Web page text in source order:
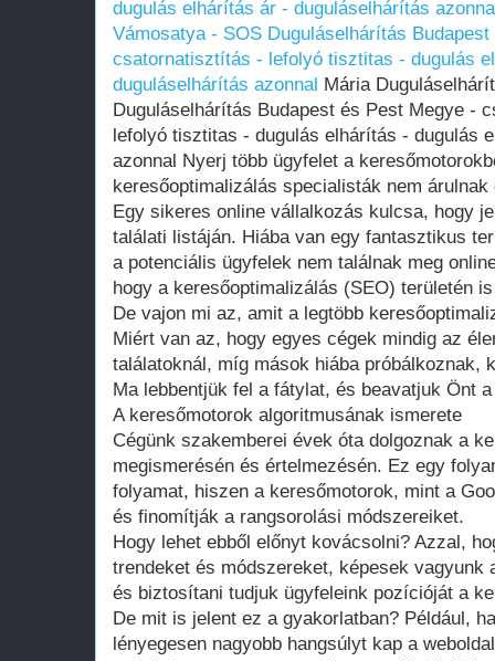
dugulás elhárítás ár - duguláselhárítás
Vámosatya - SOS Duguláselhárítás
csatornatisztítás - lefolyó tisztitas - dugulás
duguláselhárítás azonnal Mária
Duguláselhárítás Budapest és Pest Megye -
lefolyó tisztitas - dugulás elhárítás - dugulás
azonnal Nyerj több ügyfelet a
keresőoptimalizálás specialisták nem árulnak
Egy sikeres online vállalkozás kulcsa, hogy
találati listáján. Hiába van egy fantasztikus
a potenciális ügyfelek nem találnak meg
hogy a keresőoptimalizálás (SEO) területén
De vajon mi az, amit a legtöbb
Miért van az, hogy egyes cégek mindig az
találatoknál, míg mások hiába próbálkoznak,
Ma lebbentjük fel a fátylat, és beavatjuk Önt
A keresőmotorok algoritmusának ismerete
Cégünk szakemberei évek óta dolgoznak a
megismerésén és értelmezésén. Ez egy
folyamat, hiszen a keresőmotorok, mint a
és finomítják a rangsorolási módszereiket.
Hogy lehet ebből előnyt kovácsolni? Azzal,
trendeket és módszereket, képesek vagyunk
és biztosítani tudjuk ügyfeleink pozícióját a
De mit is jelent ez a gyakorlatban? Például,
lényegesen nagyobb hangsúlyt kap a